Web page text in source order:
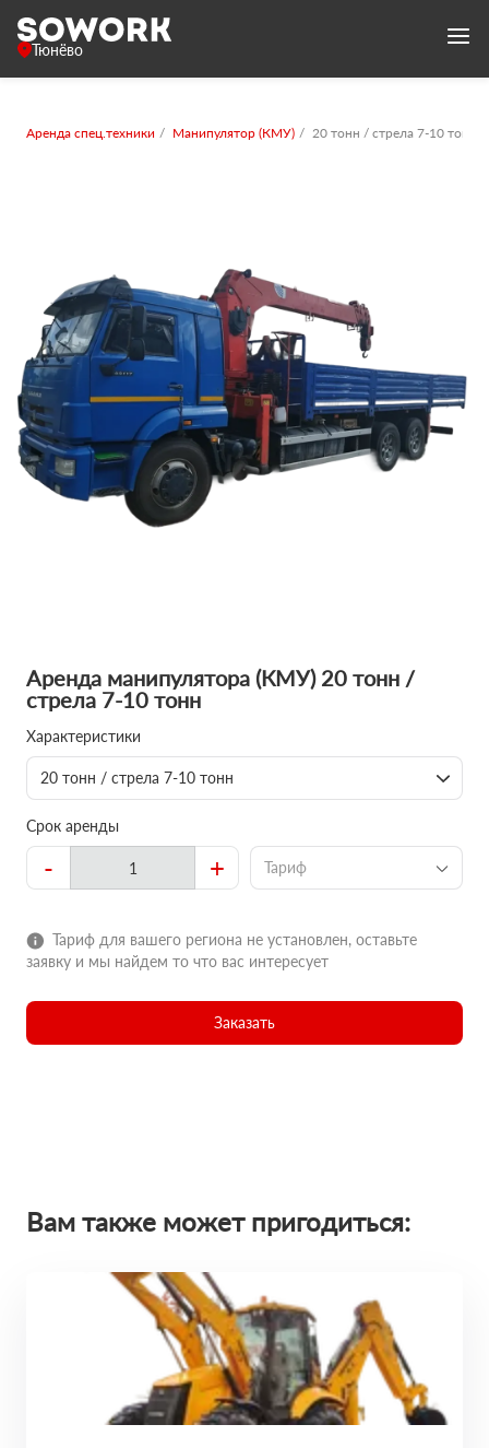
Тюнёво
Аренда спец.техники Манипулятор (КМУ) 20 тонн / стрела 7-10 тонн
Аренда манипулятора (КМУ) 20 тонн /
стрела 7-10 тонн
Характеристики
20 тонн / стрела 7-10 тонн
Срок аренды
- + Тариф
Тариф для вашего региона не установлен, оставьте
заявку и мы найдем то что вас интересует
Заказать
Вам также может пригодиться: